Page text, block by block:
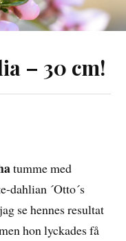
– 30 cm!
tumme med
dahlian ´Otto´s
se hennes resultat
hon lyckades få